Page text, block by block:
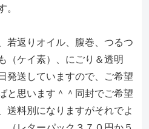
。
若返りオイル、腹巻、つるつ
（ケイ素）、にごり＆透明
発送していますので、ご希望
と思います＾＾同封でご希望
送料別になりますがそれでよ